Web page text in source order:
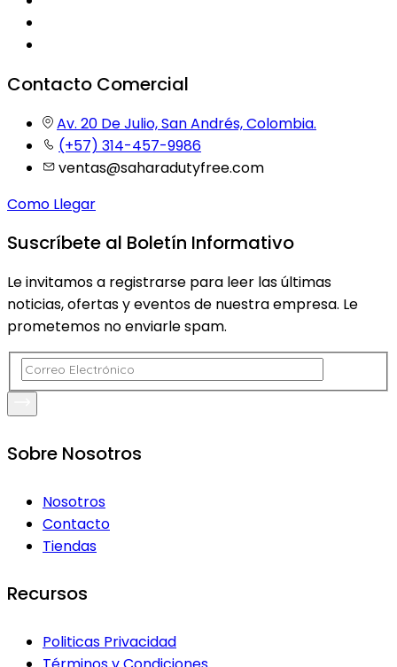
Contacto Comercial
Av. 20 De Julio, San Andrés, Colombia.
(+57) 314-457-9986
ventas@saharadutyfree.com
Como Llegar
Suscríbete al Boletín Informativo
Le invitamos a registrarse para leer las últimas
noticias, ofertas y eventos de nuestra empresa. Le
prometemos no enviarle spam.
Sobre Nosotros
Nosotros
Contacto
Tiendas
Recursos
Politicas Privacidad